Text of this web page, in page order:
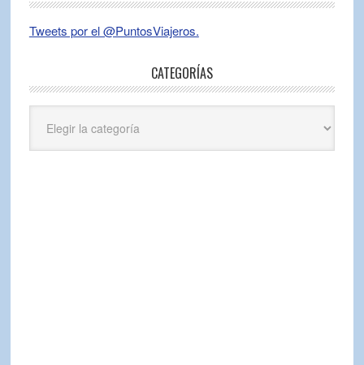
Tweets por el @PuntosViajeros.
CATEGORÍAS